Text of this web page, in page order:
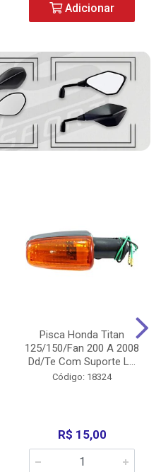
Adicionar
Pisca Honda Titan
125/150/Fan 200 A 2008
Dd/Te Com Suporte L...
Código: 18324
R$ 15,00